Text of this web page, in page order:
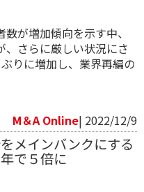
が増加傾向を示す中、
、さらに厳しい状況にさ
りに増加し、業界再編の
M＆A Online| 2022/12/9
メインバンクにする
で５倍に